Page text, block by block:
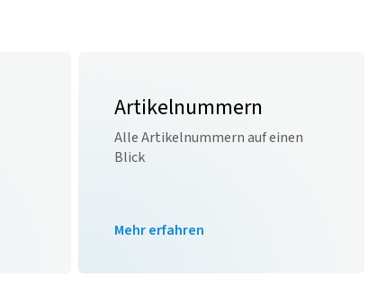
Artikelnummern
Alle Artikelnummern auf einen
Blick
Mehr erfahren